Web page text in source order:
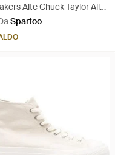
Alte Chuck Taylor All
Canvas - Viola
Spartoo